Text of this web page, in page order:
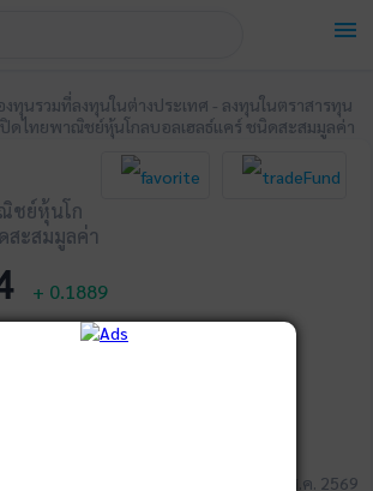
menu
นรวมที่ลงทุนในต่างประเทศ - ลงทุนในตราสารทุน
ปิดไทยพาณิชย์หุ้นโกลบอลเฮลธ์แคร์ ชนิดสะสมมูลค่า
ชย์หุ้นโก
สะสมมูลค่า
+ 0.1889
ข้อมูล ณ วันที่ 05 ส.ค. 2569